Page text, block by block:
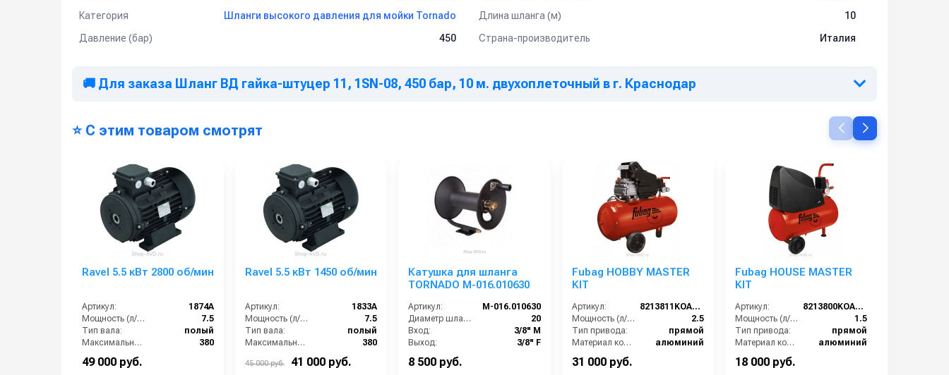
Категория
Шланги высокого давления для мойки Tornado Длина шланга (м)
10
Давление (бар)
450 Страна-производитель Италия
🚚 Для заказа Шланг ВД гайка-штуцер 11, 1SN-08, 450 бар, 10 м. двухоплеточный в г. Краснодар
⭐ С этим товаром смотрят
Ravel 5.5 кВт 2800 об/мин
Артикул:
1874A
Мощность (л/с):
7.5
Тип вала:
полый
Максимальное напряжение (В):
380
Рабочие обороты вала (об/мин):
Страна-производитель:
49 000 руб.
Ravel 5.5 кВт 1450 об/мин
Артикул:
1833A
Мощность (л/с):
7.5
Тип вала:
полый
Максимальное напряжение (В):
380
Страна-производитель:
Италия
45 000 руб. 41 000 руб.
Катушка для шланга
TORNADO M-016.010630
Артикул:
M-016.010630
Диаметр шланга (⌀) мм::
20
Вход:
3/8" M
Выход:
3/8" F
Страна-производитель:
8 500 руб.
Fubag HOBBY MASTER
KIT
Артикул:
8213811KOA608
Мощность (л/с):
2.5
Тип привода:
прямой
Материал компрессорной головки:
алюминий
Модель компрессорной головки:
Объём ресивера (л):
31 000 руб.
Fubag HOUSE MASTER
KIT
Артикул:
8213800KOA610
Мощность (л/с):
1.5
Тип привода:
прямой
Материал компрессорной головки:
алюминий
Объём ресивера (л):
Производительность на выходе (л/мин):
18 000 руб.